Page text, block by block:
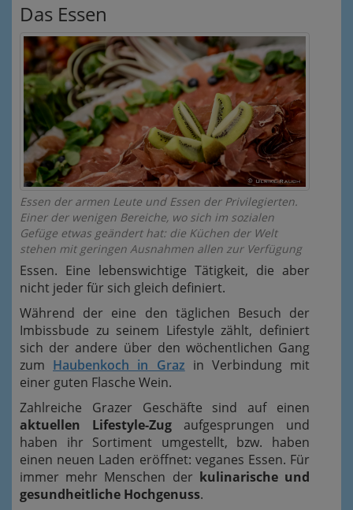
Das Essen
Essen der armen Leute und Essen der Privilegierten.
Einer der wenigen Bereiche, wo sich im sozialen
Gefüge etwas geändert hat: die Küchen der Welt
stehen mit geringen Ausnahmen allen zur Verfügung
Essen. Eine lebenswichtige Tätigkeit, die aber
nicht jeder für sich gleich definiert.
Während der eine den täglichen Besuch der
Imbissbude zu seinem Lifestyle zählt, definiert
sich der andere über den wöchentlichen Gang
zum Haubenkoch in Graz in Verbindung mit
einer guten Flasche Wein.
Zahlreiche Grazer Geschäfte sind auf einen
aktuellen Lifestyle-Zug aufgesprungen und
haben ihr Sortiment umgestellt, bzw. haben
einen neuen Laden eröffnet: veganes Essen. Für
immer mehr Menschen der kulinarische und
gesundheitliche Hochgenuss.